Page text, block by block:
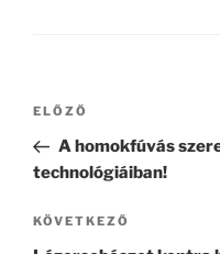
Bejegyzés
Korábbi
bejegyzés
ELŐZŐ
A homokfúvás
technológiáiban!
Következő
bejegyzés
KÖVETKEZŐ